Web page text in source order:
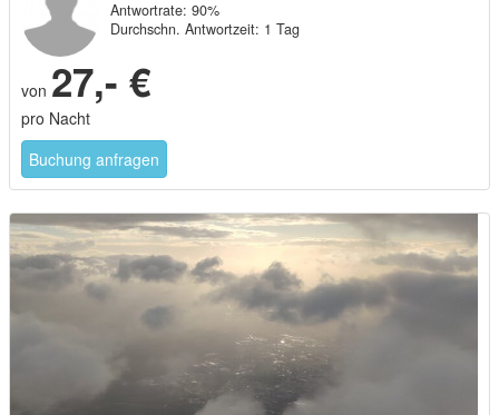
Antwortrate: 90%
Durchschn. Antwortzeit: 1 Tag
von 27,- €
pro Nacht
Buchung anfragen